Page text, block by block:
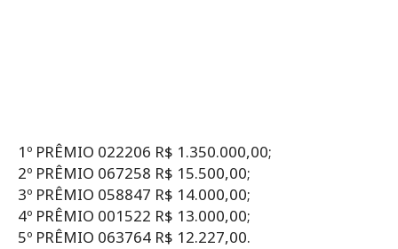
1º PRÊMIO 022206 R$ 1.350.000,00;
2º PRÊMIO 067258 R$ 15.500,00;
3º PRÊMIO 058847 R$ 14.000,00;
4º PRÊMIO 001522 R$ 13.000,00;
5º PRÊMIO 063764 R$ 12.227,00.